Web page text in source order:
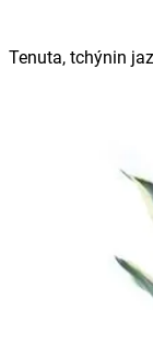
Tenuta, tchýnin